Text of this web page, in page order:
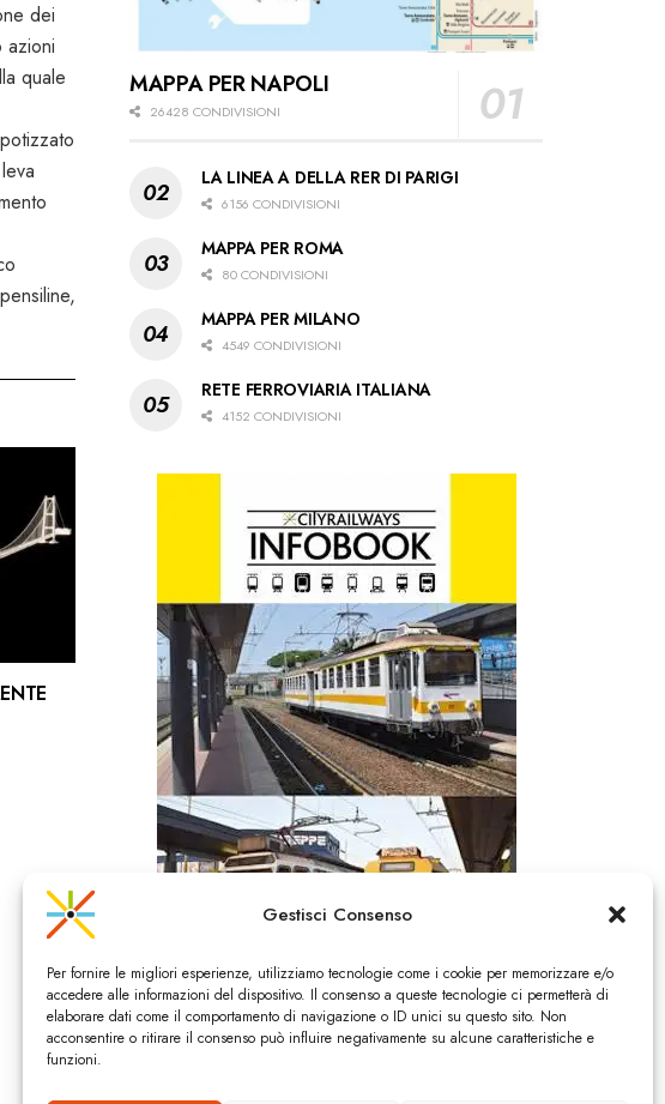
Gestisci Consenso
Per fornire le migliori esperienze, utilizziamo tecnologie come i cookie per memorizzare e/o
accedere alle informazioni del dispositivo. Il consenso a queste tecnologie ci permetterà di
elaborare dati come il comportamento di navigazione o ID unici su questo sito. Non
acconsentire o ritirare il consenso può influire negativamente su alcune caratteristiche e
funzioni.
dei
azioni
quale
MAPPA PER NAPOLI
26428 CONDIVISIONI
LA LINEA A DELLA RER DI PARIGI
6156 CONDIVISIONI
MAPPA PER ROMA
80 CONDIVISIONI
MAPPA PER MILANO
4549 CONDIVISIONI
RETE FERROVIARIA ITALIANA
4152 CONDIVISIONI